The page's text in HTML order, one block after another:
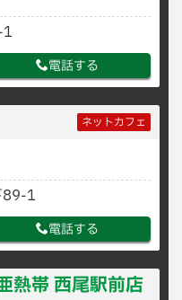
1
電話する
ネットカフェ
89-1
電話する
熱帯 西尾駅前店